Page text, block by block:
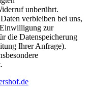
unberührt.
verbleiben bei uns,
zur
die Datenspeicherung
Ihrer Anfrage).